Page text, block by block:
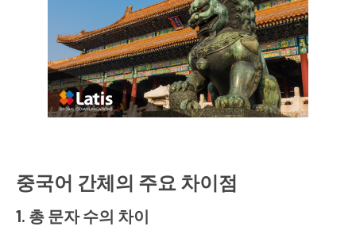
중국어 간체의 주요 차이점
1. 총 문자 수의 차이